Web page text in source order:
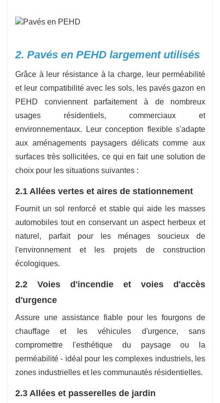
besoins spécifiques de votre entreprise.
délais de fabrication rapides et les emballages
personnalisés.
2. Pavés en PEHD largement utilisés
Grâce à leur résistance à la charge, leur perméabilité
et leur compatibilité avec les sols, les pavés gazon en
PEHD conviennent parfaitement à de nombreux
usages résidentiels, commerciaux et
environnementaux. Leur conception flexible s'adapte
aux aménagements paysagers délicats comme aux
surfaces très sollicitées, ce qui en fait une solution de
choix pour les situations suivantes :
2.1 Allées vertes et aires de stationnement
Fournit un sol renforcé et stable qui aide les masses
automobiles tout en conservant un aspect herbeux et
naturel, parfait pour les ménages soucieux de
l'environnement et les projets de construction
écologiques.
2.2 Voies d'incendie et voies d'accès
d'urgence
Assure une assistance fiable pour les fourgons de
chauffage et les véhicules d'urgence, sans
compromettre l'esthétique du paysage ou la
perméabilité - idéal pour les complexes industriels, les
zones industrielles et les communautés résidentielles.
2.3 Allées et passerelles de jardin